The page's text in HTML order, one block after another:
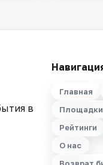
в
Главная
Площадки
Рейтинги
О нас